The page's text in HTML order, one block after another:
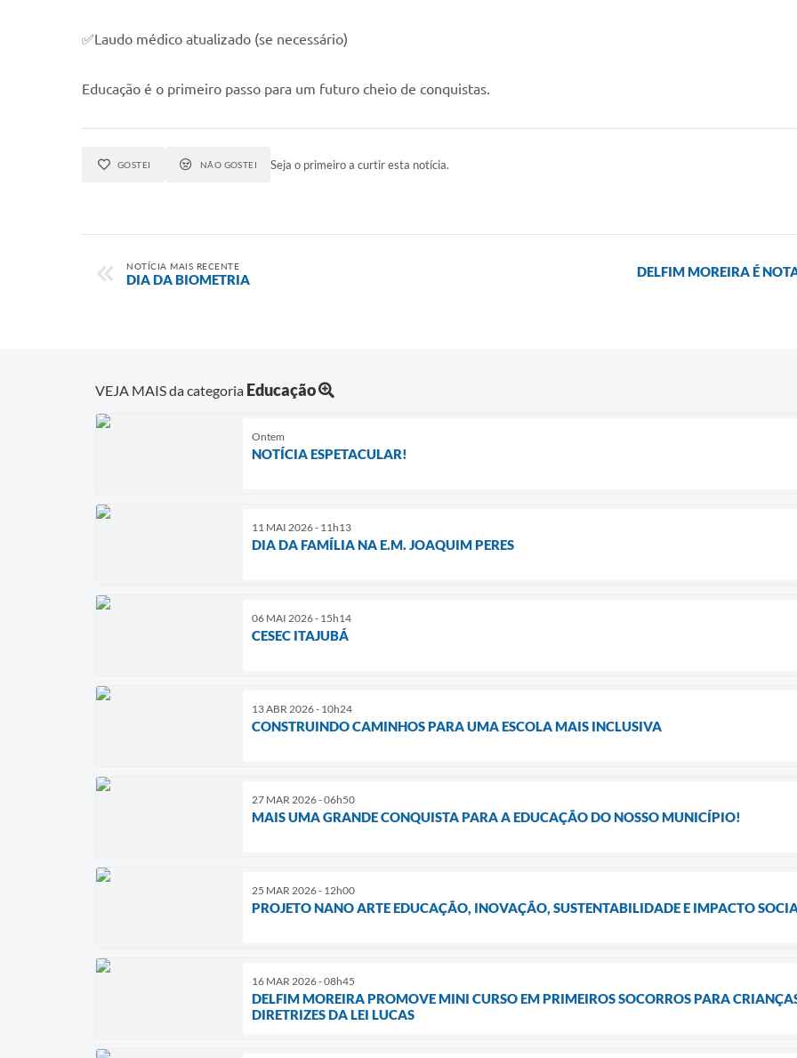
✅Laudo médico atualizado (se necessário)
Educação é o primeiro passo para um futuro cheio de conquistas.
GOSTEI NÃO GOSTEI Seja o primeiro a curtir esta notícia.
NOTÍCIA MAIS RECENTE
DIA DA BIOMETRIA
DELFIM MOREIRA É
VEJA MAIS da categoria Educação
Ontem
NOTÍCIA ESPETACULAR!
11 MAI 2026 - 11h13
DIA DA FAMÍLIA NA E.M. JOAQUIM PERES
06 MAI 2026 - 15h14
CESEC ITAJUBÁ
13 ABR 2026 - 10h24
CONSTRUINDO CAMINHOS PARA UMA ESCOLA MAIS INCLUSIVA
27 MAR 2026 - 06h50
MAIS UMA GRANDE CONQUISTA PARA A EDUCAÇÃO DO NOSSO MUNICÍPIO!
25 MAR 2026 - 12h00
PROJETO NANO ARTE EDUCAÇÃO, INOVAÇÃO, SUSTENTABILIDADE E IMPACTO
16 MAR 2026 - 08h45
DELFIM MOREIRA PROMOVE MINI CURSO EM PRIMEIROS SOCORROS PARA
DIRETRIZES DA LEI LUCAS